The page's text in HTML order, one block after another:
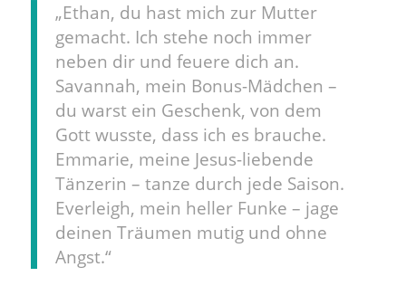
„Ethan, du hast mich zur Mutter
gemacht. Ich stehe noch immer
neben dir und feuere dich an.
Savannah, mein Bonus-Mädchen –
du warst ein Geschenk, von dem
Gott wusste, dass ich es brauche.
Emmarie, meine Jesus-liebende
Tänzerin – tanze durch jede Saison.
Everleigh, mein heller Funke – jage
deinen Träumen mutig und ohne
Angst.“